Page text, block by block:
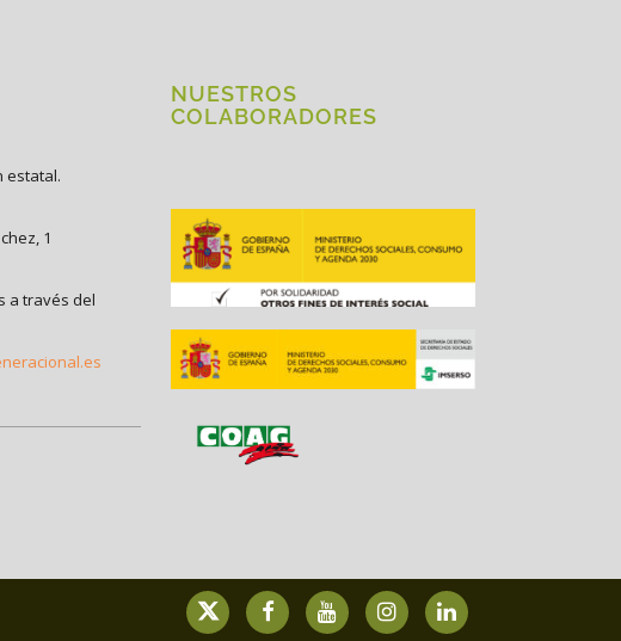
estatal.
1
a través del
NUESTROS
COLABORADORES